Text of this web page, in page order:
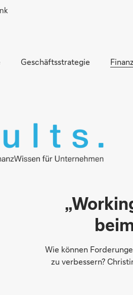
Geschäftsstrategie
Wie können
zu verbessern?